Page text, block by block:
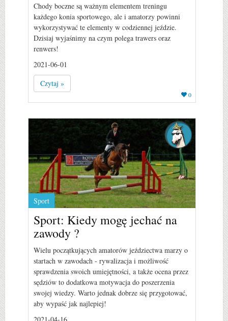
Chody boczne są ważnym elementem treningu
każdego konia sportowego, ale i amatorzy powinni
wykorzystywać te elementy w codziennej jeździe.
Dzisiaj wyjaśnimy na czym polega trawers oraz
renwers!
2021-06-01
Czytaj »
0
Sport
Sport: Kiedy mogę jechać na
zawody ?
Wielu początkujących amatorów jeździectwa marzy o
startach w zawodach - rywalizacja i możliwość
sprawdzenia swoich umiejętności, a także ocena przez
sędziów to dodatkowa motywacja do poszerzenia
swojej wiedzy. Warto jednak dobrze się przygotować,
aby wypaść jak najlepiej!
2021-04-16